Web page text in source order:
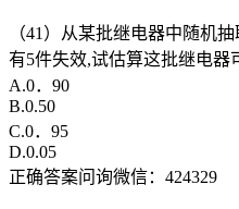
（41）从某批继电器中随机
有5件失效,试估算这批继电器
A.0．90
B.0.50
C.0．95
D.0.05
正确答案问询微信：424329